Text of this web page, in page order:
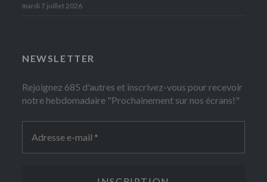
mardi 7 juillet 2026
NEWSLETTER
Rejoignez 685 d'autres et inscrivez-vous pour recevoir
notre hebdomadaire "Prochainement sur nos écrans!"